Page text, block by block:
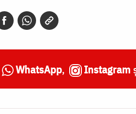
WhatsApp, Instagram